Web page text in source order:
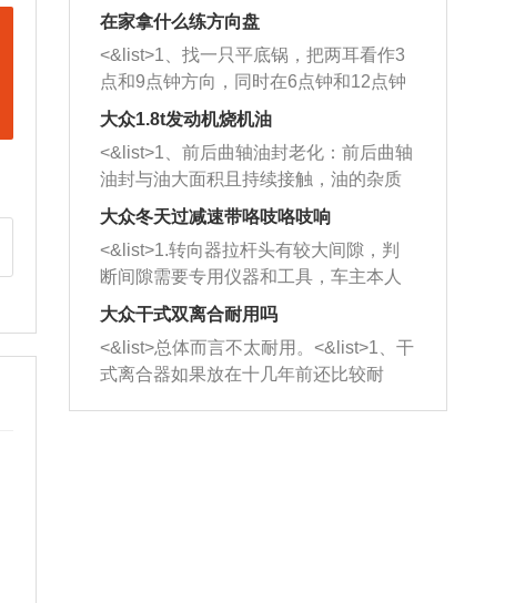
者是细棍，直接将杂物给取出来，如果
堵塞情况比较严重，也可以采取应急措
施。 <&list>2、直接利用木棍将所有的
杂物推到排气管里面的位置处，然后将
三元催化器拆解开，就可以将堵塞的东
西取出来。但如果是因为积碳过多引起
的堵塞，就需要将三元催化器泡在草酸
洗剂对堵塞的情况得到解决，将清洗剂
放在燃油箱中，与燃油混合后，车辆启
动时，就可以和汽油一起进入到燃烧
室，最后形成废气排出，就可以让三元
催化器得到清洗，排气管堵塞的情况就
能够得到解决。
在家拿什么练方向盘
<&list>1、找一只平底锅，把两耳看作3
点和9点钟方向，同时在6点钟和12点钟
方向做一个标记。 <&list>2、双手握住
一圈半的练习，往右同样也要打相同的
圈数。 <&list>3、最后强调要反复练
习，这样就可以形成肌肉记忆，在真实
驾驶车辆时，不需要记忆也能打好方
向。
大众1.8t发动机烧机油
<&list>1、前后曲轴油封老化：前后曲轴
油封与油大面积且持续接触，油的杂质
和发动机内持续温度变化使其密封效果
逐渐减弱，导致渗油或漏油。<&list>2、
活塞间隙过大：积碳会使活塞环与缸体
的间隙扩大，导致机油流入燃烧室中，
造成烧机油。<&list>3、机油粘度。使用
机油粘度过小的话，同样会有烧机油现
象，机油粘度过小具有很好的流动性，
大众冬天过减速带咯吱咯吱响
<&list>1.转向器拉杆头有较大间隙，判
断间隙需要专用仪器和工具，车主本人
无法制作，需要将车辆送到修理厂或4s
店；<&list>2.车辆半轴套管防尘罩破
裂，破裂后会出现漏油现象，使半轴磨
损严重，磨损的半轴容易损坏，产生异
响；<&list>3.稳定器的转向胶套和球头
大众干式双离合耐用吗
<&list>总体而言不太耐用。<&list>1、干
式离合器如果放在十几年前还比较耐